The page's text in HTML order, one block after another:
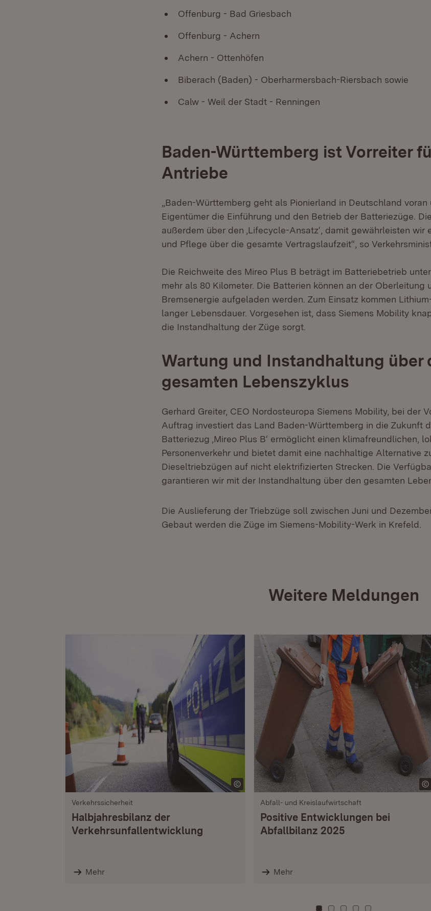
Offenburg - Bad Griesbach
Offenburg - Achern
Achern - Ottenhöfen
Biberach (Baden) - Oberharmersbach-Riersbach sowie
Calw - Weil der Stadt - Renningen
Baden-Württemberg ist Vorreiter
Antriebe
„Baden-Württemberg geht als Pionierland in Deutschland
Eigentümer die Einführung und den Betrieb der Batteriezüge.
außerdem über den ‚Lifecycle-Ansatz‘, damit gewährleisten wir
und Pflege über die gesamte Vertragslaufzeit“, so
Die Reichweite des Mireo Plus B beträgt im Batteriebetrieb
mehr als 80 Kilometer. Die Batterien können an der Oberleitung
Bremsenergie aufgeladen werden. Zum Einsatz kommen
langer Lebensdauer. Vorgesehen ist, dass Siemens Mobility
die Instandhaltung der Züge sorgt.
Wartung und Instandhaltung über
gesamten Lebenszyklus
Gerhard Greiter, CEO Nordosteuropa Siemens Mobility, bei der
Auftrag investiert das Land Baden-Württemberg in die Zukunft
Batteriezug ‚Mireo Plus B‘ ermöglicht einen klimafreundlichen,
Personenverkehr und bietet damit eine nachhaltige Alternative
Dieseltriebzügen auf nicht elektrifizierten Strecken. Die
garantieren wir mit der Instandhaltung über den gesamten
Die Auslieferung der Triebzüge soll zwischen Juni und
Gebaut werden die Züge im Siemens-Mobility-Werk in Krefeld.
Weitere Meldungen
Verkehrssicherheit
Halbjahresbilanz der
Verkehrsunfallentwicklung
Mehr
Abfall- und Kreislaufwirtschaft
Positive Entwicklungen bei
Abfallbilanz 2025
Mehr